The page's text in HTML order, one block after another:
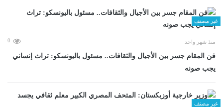
غير مصنف
منذ شهر واحد 0
فن المقام جسر بين الأجيال والثقافات.. مسئول باليونسكو: تراث إنساني
يجب صونه
غير مصنف